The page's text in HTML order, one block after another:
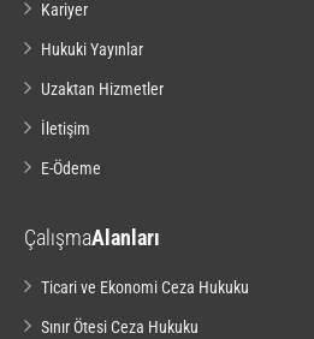
Kariyer
Hukuki Yayınlar
Uzaktan Hizmetler
İletişim
E-Ödeme
ÇalışmaAlanları
Ticari ve Ekonomi Ceza Hukuku
Sınır Ötesi Ceza Hukuku